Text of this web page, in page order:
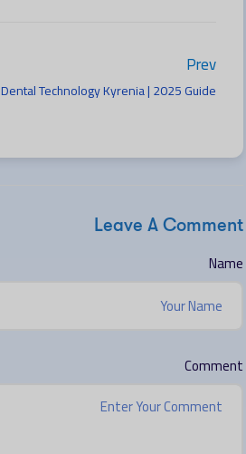
Prev
Dental Technology Kyrenia | 2025 Guide
Leave A Comment
Name
Comment